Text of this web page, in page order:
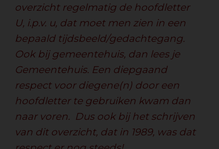
overzicht regelmatig de hoofdletter
U, i.p.v. u, dat moet men zien in een
bepaald tijdsbeeld/gedachtegang.
Ook bij gemeentehuis, dan lees je
Gemeentehuis. Een diepgaand
respect voor diegene(n) door een
hoofdletter te gebruiken kwam dan
naar voren. Dus ook bij het schrijven
van dit overzicht, dat in 1989, was dat